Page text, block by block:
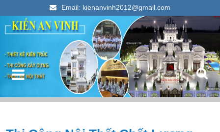
Email: kienanvinh2012@gmail.com
Kiến An Vinh
Thiết kế xây dựng nhà ống đẹp 2023